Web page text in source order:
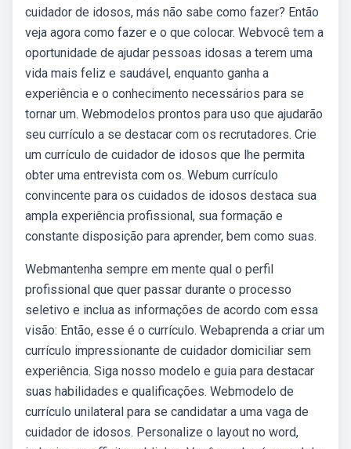
cuidador de idosos, más não sabe como fazer? Então
veja agora como fazer e o que colocar. Webvocê tem a
oportunidade de ajudar pessoas idosas a terem uma
vida mais feliz e saudável, enquanto ganha a
experiência e o conhecimento necessários para se
tornar um. Webmodelos prontos para uso que ajudarão
seu currículo a se destacar com os recrutadores. Crie
um currículo de cuidador de idosos que lhe permita
obter uma entrevista com os. Webum currículo
convincente para os cuidados de idosos destaca sua
ampla experiência profissional, sua formação e
constante disposição para aprender, bem como suas.
Webmantenha sempre em mente qual o perfil
profissional que quer passar durante o processo
seletivo e inclua as informações de acordo com essa
visão: Então, esse é o currículo. Webaprenda a criar um
currículo impressionante de cuidador domiciliar sem
experiência. Siga nosso modelo e guia para destacar
suas habilidades e qualificações. Webmodelo de
currículo unilateral para se candidatar a uma vaga de
cuidador de idosos. Personalize o layout no word,